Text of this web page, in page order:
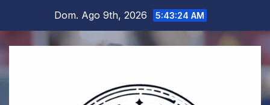
contenuto
Dom. Ago 9th, 2026 5:43:25 AM